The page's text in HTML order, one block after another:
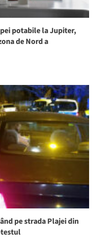
potabile la Jupiter,
de Nord a
pe strada Plajei din